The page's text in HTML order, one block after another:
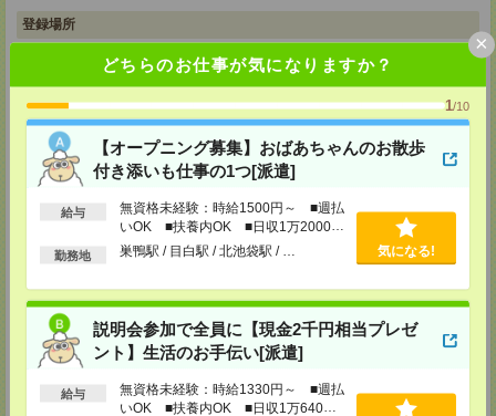
どちらのお仕事が気になりますか？
1/10
【オープニング募集】おばあちゃんのお散歩
付き添いも仕事の1つ[派遣]
給与
無資格未経験：時給1500円～ ■週払
いOK ■扶養内OK ■日収1万2000円
以上
勤務地 巣鴨駅 / 目白駅 / 北池袋駅 / … 気になる!
説明会参加で全員に【現金2千円相当プレゼ
ント】生活のお手伝い[派遣]
給与
無資格未経験：時給1330円～ ■週払
いOK ■扶養内OK ■日収1万640円
×
登録場所
CS新宿支店
〒163-1517
東京都新宿区西新宿 1-6-1 新宿エルタワー 17F
TEL：0120-659-458
MAIL：CS_SHINJUKU@manpowergroup.jp
担当：採用担当
CS立川支店
〒190-0012
東京都立川市曙町2-34-7 ファーレイーストビル 8F
MAIL：CS_TACHIKAWA@manpowergroup.jp
CS横浜支店
〒220-8136
神奈川県横浜市西区みなとみらい 2-2-1 横浜ランドマークタワー36F
TEL：0120-659-459
担当：採用担当